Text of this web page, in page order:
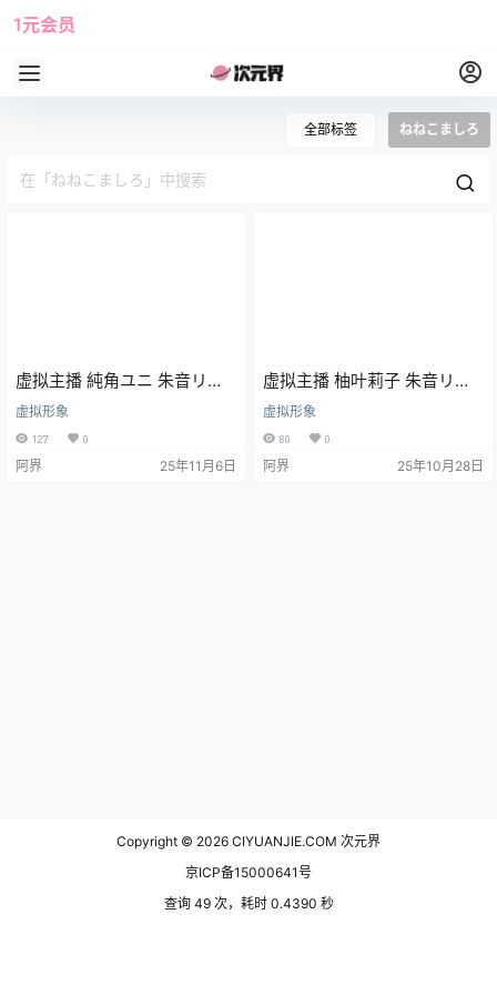
1元会员
全部标签 ねねこましろ
虚拟主播 純角ユニ 朱音リゼ
柚葉莉子 荒波子タビ ねねこ
ナナ 白雪ひな
虚拟形象
127 0
阿界 25年11月6日
虚拟主播 柚叶莉子 朱音リゼ
青雲凛 荒波子タビ 純角ユニ
ひな 天狐紫吹 电脑壁纸
虚拟形象
80 0
阿界 25年10月28日
Copyright © 2026 CIYUANJIE.COM 次元界
京ICP备15000641号
查询 49 次，耗时 0.4390 秒